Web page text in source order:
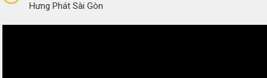
Hưng Phát Sài Gòn